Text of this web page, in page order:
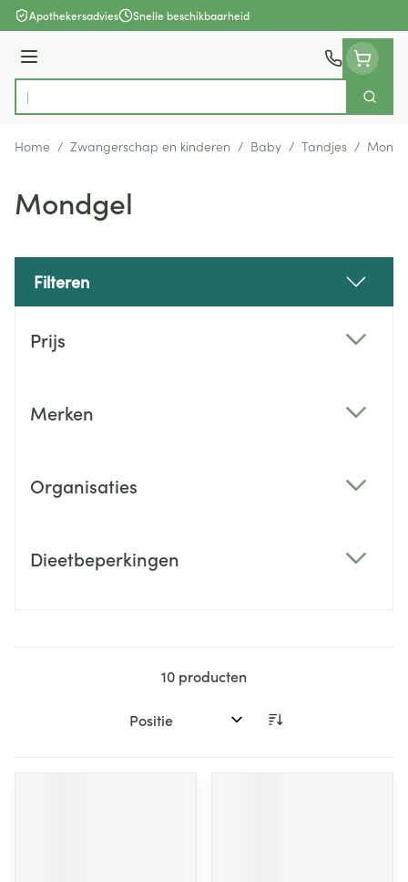
Ga naar de inhoud
Apothekersadvies Snelle beschikbaarheid
Menu
Product, merk, categorie...
Zoek
Home / Zwangerschap en kinderen / Baby / Tandjes /
Mondgel
Filteren
Prijs
Merken
Organisaties
Dieetbeperkingen
10 producten
Sorteer op: